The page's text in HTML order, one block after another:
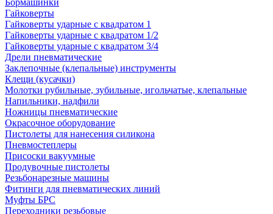
Бормашинки
Гайковерты
Гайковерты ударные с квадратом 1
Гайковерты ударные с квадратом 1/2
Гайковерты ударные с квадратом 3/4
Дрели пневматические
Заклепочные (клепальные) инструменты
Клещи (кусачки)
Молотки рубильные, зубильные, игольчатые, клепальные
Напильники, надфили
Ножницы пневматические
Окрасочное оборудование
Пистолеты для нанесения силикона
Пневмостеплеры
Присоски вакуумные
Продувочные пистолеты
Резьбонарезные машины
Фитинги для пневматических линий
Муфты БРС
Переходники резьбовые